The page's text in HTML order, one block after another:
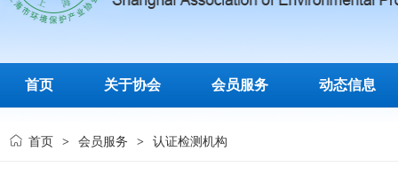
首页 关于协会 会员服务 动态信息
首页 > 会员服务 > 认证检测机构